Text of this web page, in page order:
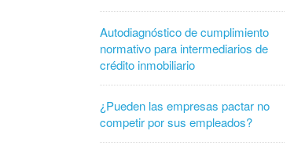
Autodiagnóstico de cumplimiento
normativo para intermediarios de
crédito inmobiliario
¿Pueden las empresas pactar no
competir por sus empleados?